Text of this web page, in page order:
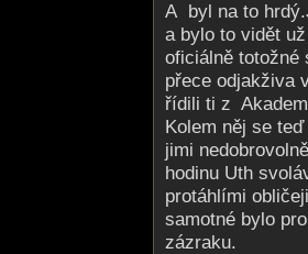
A byl na to
a bylo to vidět
oficiálně totožné
přece odjakživa
řídili ti z
Kolem něj se
jimi
hodinu Uth
protáhlími
samotné bylo
zázraku.